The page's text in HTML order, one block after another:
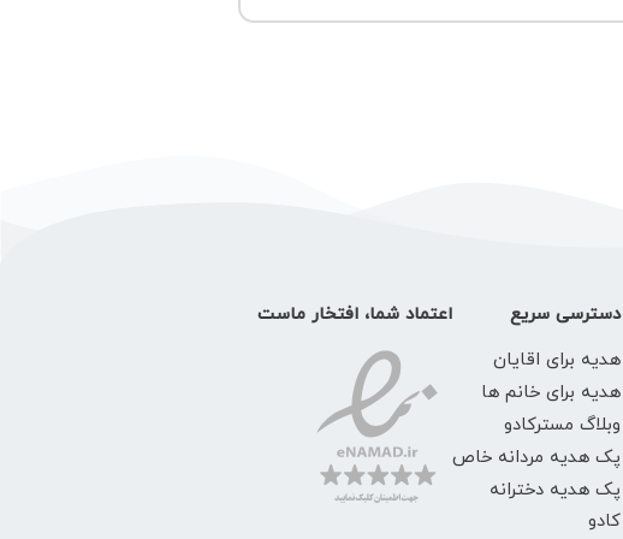
دسترسی سریع
هدیه برای اقایان
هدیه برای خانم ها
وبلاگ مسترکادو
پک هدیه مردانه خاص
پک هدیه دخترانه
کادو
اعتماد شما، افتخار ماست